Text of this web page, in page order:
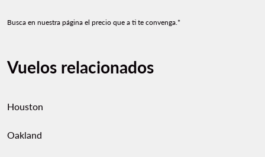
Busca en nuestra página el precio que a ti te convenga.*
Vuelos relacionados
Houston
Oakland